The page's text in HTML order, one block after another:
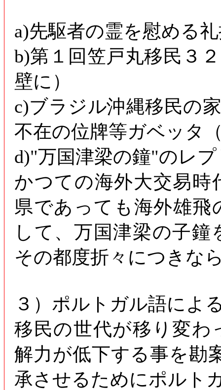
a)先駆者の霊を慰める
b)第１回笠戸丸移民３
壁に）
c)ブラジル沖縄移民の
不在の位牌等ガベッタ
d)"万国津梁の鐘"のレ
かつての海外大交易時
県であっても海外雄
して、万国津梁の子
その都度折々につきな
３）ポルトガル語によ
移民の世代が移り変わ
解力が低下する事を勘
承させるためにポルト